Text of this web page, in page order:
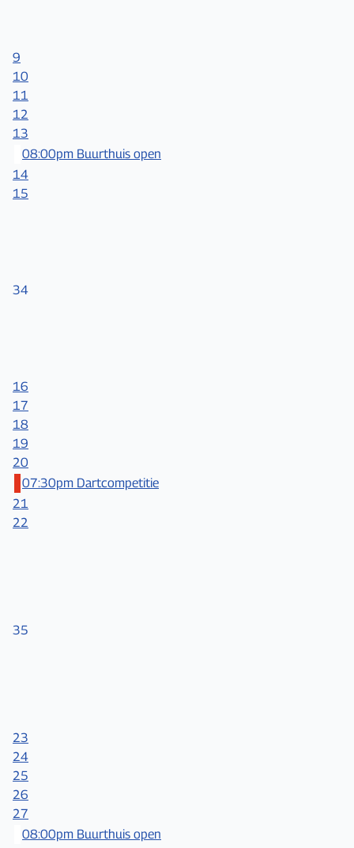
9
10
11
12
13
08:00pm Buurthuis open
14
15
34
16
17
18
19
20
07:30pm Dartcompetitie
21
22
35
23
24
25
26
27
08:00pm Buurthuis open